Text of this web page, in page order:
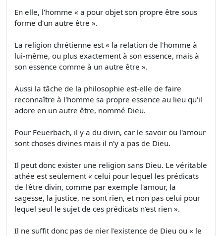
En elle, l'homme « a pour objet son propre être sous
forme d'un autre être ».
La religion chrétienne est « la relation de l'homme à
lui-même, ou plus exactement à son essence, mais à
son essence comme à un autre être ».
Aussi la tâche de la philosophie est-elle de faire
reconnaître à l'homme sa propre essence au lieu qu'il
adore en un autre être, nommé Dieu.
Pour Feuerbach, il y a du divin, car le savoir ou l'amour
sont choses divines mais il n'y a pas de Dieu.
Il peut donc exister une religion sans Dieu. Le véritable
athée est seulement « celui pour lequel les prédicats
de l'être divin, comme par exemple l'amour, la
sagesse, la justice, ne sont rien, et non pas celui pour
lequel seul le sujet de ces prédicats n'est rien ».
Il ne suffit donc pas de nier l'existence de Dieu ou « le